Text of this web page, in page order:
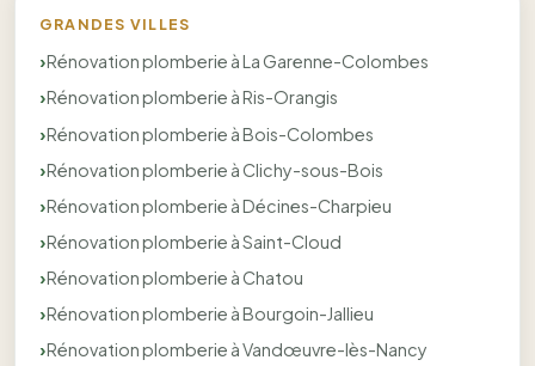
GRANDES VILLES
Rénovation plomberie à La Garenne-Colombes
Rénovation plomberie à Ris-Orangis
Rénovation plomberie à Bois-Colombes
Rénovation plomberie à Clichy-sous-Bois
Rénovation plomberie à Décines-Charpieu
Rénovation plomberie à Saint-Cloud
Rénovation plomberie à Chatou
Rénovation plomberie à Bourgoin-Jallieu
Rénovation plomberie à Vandœuvre-lès-Nancy